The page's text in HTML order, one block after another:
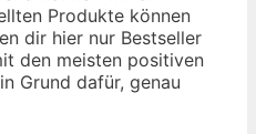
Produkte können
dir hier nur Bestseller
den meisten positiven
Grund dafür, genau